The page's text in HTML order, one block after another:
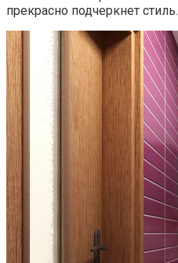
прекрасно подчеркнет стиль.